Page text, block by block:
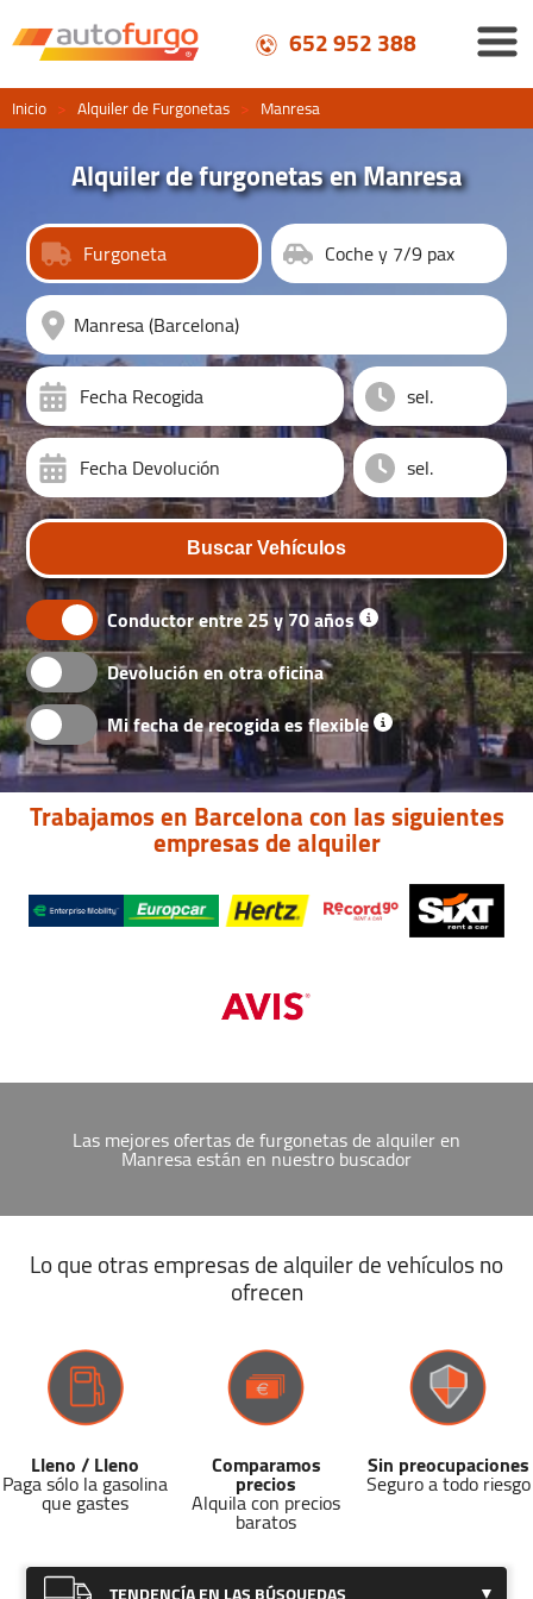
652 952 388
Inicio > Alquiler de Furgonetas > Manresa
Alquiler de furgonetas en Manresa
Furgoneta Coche y 7/9 pax
Fecha Recogida
Fecha Devolución
Buscar Vehículos
Conductor entre 25 y 70 años
Devolución en otra oficina
Mi fecha de recogida es flexible
Trabajamos en Barcelona con las siguientes
empresas de alquiler
Las mejores ofertas de furgonetas de alquiler en
Manresa están en nuestro buscador
Lo que otras empresas de alquiler de vehículos no
ofrecen
Lleno / Lleno
Paga sólo la gasolina
que gastes
Comparamos
precios
Alquila con precios
baratos
Sin preocupaciones
Seguro a todo riesgo